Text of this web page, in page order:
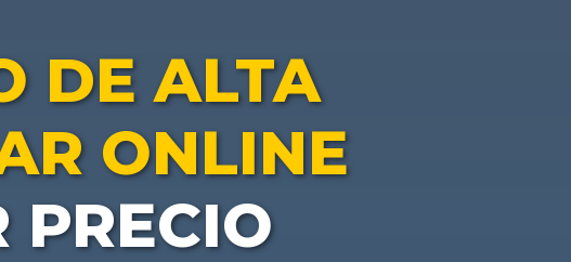
DE ALTA
ONLINE
PRECIO